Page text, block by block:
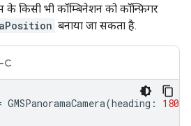
किसी भी कॉम्बिनेशन को कॉन्फ़िगर
बनाया जा सकता है.
C
GMSPanoramaCamera(heading : 180